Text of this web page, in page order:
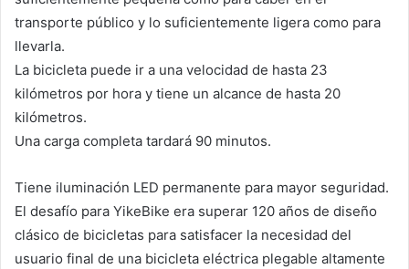
transporte público y lo suficientemente ligera como para
llevarla.
La bicicleta puede ir a una velocidad de hasta 23
kilómetros por hora y tiene un alcance de hasta 20
kilómetros.
Una carga completa tardará 90 minutos.
Tiene iluminación LED permanente para mayor seguridad.
El desafío para YikeBike era superar 120 años de diseño
clásico de bicicletas para satisfacer la necesidad del
usuario final de una bicicleta eléctrica plegable altamente